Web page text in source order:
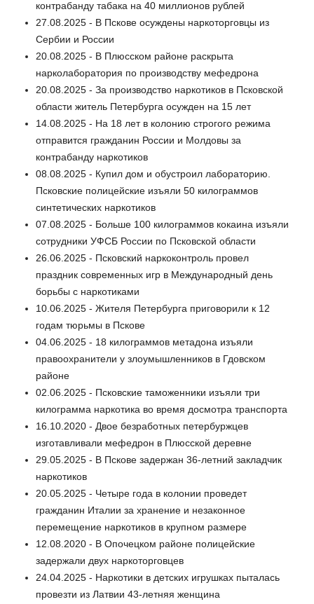
контрабанду табака на 40 миллионов рублей
27.08.2025 - В Пскове осуждены наркоторговцы из
Сербии и России
20.08.2025 - В Плюсском районе раскрыта
нарколаборатория по производству мефедрона
20.08.2025 - За производство наркотиков в Псковской
области житель Петербурга осужден на 15 лет
14.08.2025 - На 18 лет в колонию строгого режима
отправится гражданин России и Молдовы за
контрабанду наркотиков
08.08.2025 - Купил дом и обустроил лабораторию.
Псковские полицейские изъяли 50 килограммов
синтетических наркотиков
07.08.2025 - Больше 100 килограммов кокаина изъяли
сотрудники УФСБ России по Псковской области
26.06.2025 - Псковский наркоконтроль провел
праздник современных игр в Международный день
борьбы с наркотиками
10.06.2025 - Жителя Петербурга приговорили к 12
годам тюрьмы в Пскове
04.06.2025 - 18 килограммов метадона изъяли
правоохранители у злоумышленников в Гдовском
районе
02.06.2025 - Псковские таможенники изъяли три
килограмма наркотика во время досмотра транспорта
16.10.2020 - Двое безработных петербуржцев
изготавливали мефедрон в Плюсской деревне
29.05.2025 - В Пскове задержан 36-летний закладчик
наркотиков
20.05.2025 - Четыре года в колонии проведет
гражданин Италии за хранение и незаконное
перемещение наркотиков в крупном размере
12.08.2020 - В Опочецком районе полицейские
задержали двух наркоторговцев
24.04.2025 - Наркотики в детских игрушках пыталась
провезти из Латвии 43-летняя женщина